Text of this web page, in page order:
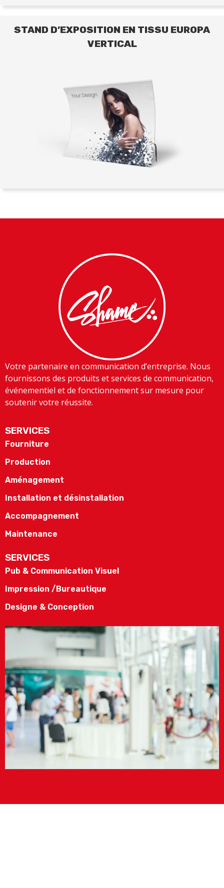
STAND D’EXPOSITION EN TISSU EUROPA
VERTICAL
Votre partenaire en communication d’entreprise. Nous
fournissons des produits et services de communication,
événementiel et de fonctionnement sur mesure pour
soutenir votre réussite.
SERVICES
Fourniture
Production
Aménagement
Installation et désinstallation
Accompagnement
Maintenance
SERVICES
Pub & Communication Visuel
Impression /Bureautique
Designe & Conception